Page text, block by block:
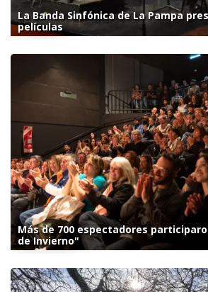
La Banda Sinfónica de La Pampa
películas
Más de 700 espectadores
de Invierno"